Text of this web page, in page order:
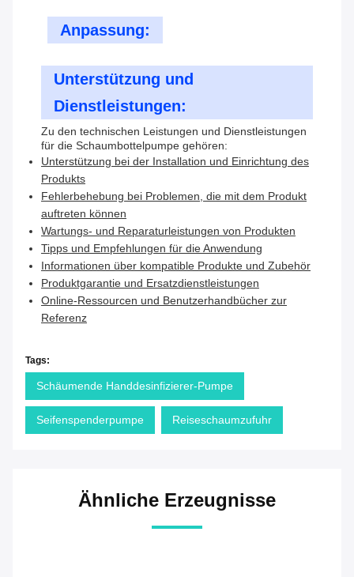
Anpassung:
Unterstützung und
Dienstleistungen:
Zu den technischen Leistungen und Dienstleistungen
für die Schaumbottelpumpe gehören:
Unterstützung bei der Installation und Einrichtung des
Produkts
Fehlerbehebung bei Problemen, die mit dem Produkt
auftreten können
Wartungs- und Reparaturleistungen von Produkten
Tipps und Empfehlungen für die Anwendung
Informationen über kompatible Produkte und Zubehör
Produktgarantie und Ersatzdienstleistungen
Online-Ressourcen und Benutzerhandbücher zur
Referenz
Tags:
Schäumende Handdesinfizierer-Pumpe
Seifenspenderpumpe Reiseschaumzufuhr
Ähnliche Erzeugnisse